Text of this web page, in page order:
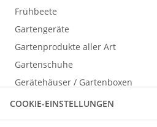
Frühbeete
Gartengeräte
Gartenprodukte aller Art
Gartenschuhe
Gerätehäuser / Gartenboxen
Metall-Gerätehäuser
COOKIE-EINSTELLUNGEN